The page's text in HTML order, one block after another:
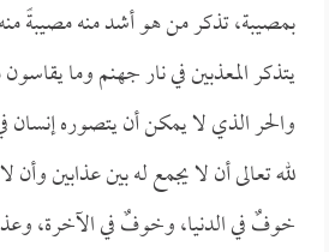
بمصيبة، تذكر من هو أشد منه مصيبةً
يتذكر المعذبين في نار جهنم وما
والحر الذي لا يمكن أن يتصوره إنسان
لله تعالى أن لا يجمع له بين عذابين
خوفٌ في الدنيا، وخوفٌ في الآخرة،